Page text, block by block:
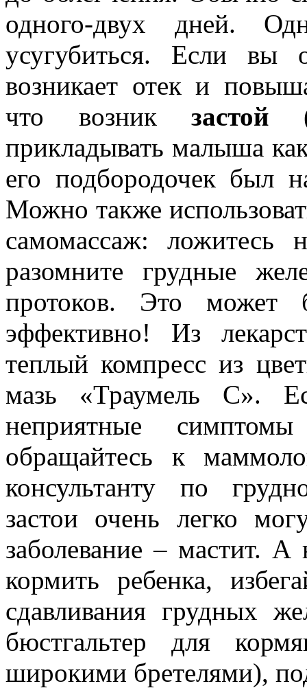
одного-двух дней.
усугубиться. Если вы
возникает отек и
что возникзастой
прикладывать малыша
его подбородочек был
Можно также
самомассаж: ложитесь
разомните грудные
протоков. Это может
эффективно! Из
теплый компресс из
мазь «Траумель С».
неприятные
обращайтесь к
консультанту по
застои очень легко
заболевание – мастит.
кормить ребенка,
сдавливания грудных
бюстгальтер для
широкими бретелями),